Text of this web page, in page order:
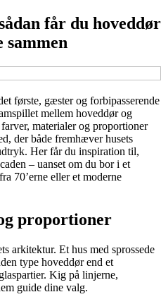
får du hoveddør
første, gæster og forbipasserende
mellem hoveddør og
materialer og proportioner
der både fremhæver husets
Her får du inspiration til,
– uanset om du bor i et
70’erne eller et moderne
proportioner
arkitektur. Et hus med sprossede
type hoveddør end et
Kig på linjerne,
guide dine valg.